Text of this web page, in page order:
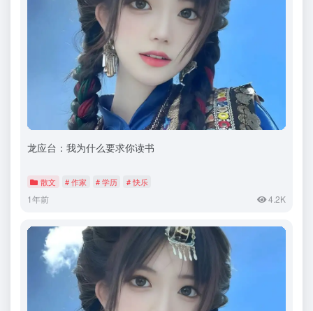
龙应台：我为什么要求你读书
散文 # 作家 # 学历 # 快乐
1年前 4.2K